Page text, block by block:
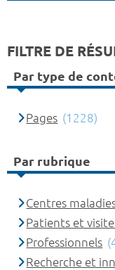
FILTRE DE
Par type de
Pages (1228)
Par rubrique
Centres
Patients et
Professionnels
Recherche et